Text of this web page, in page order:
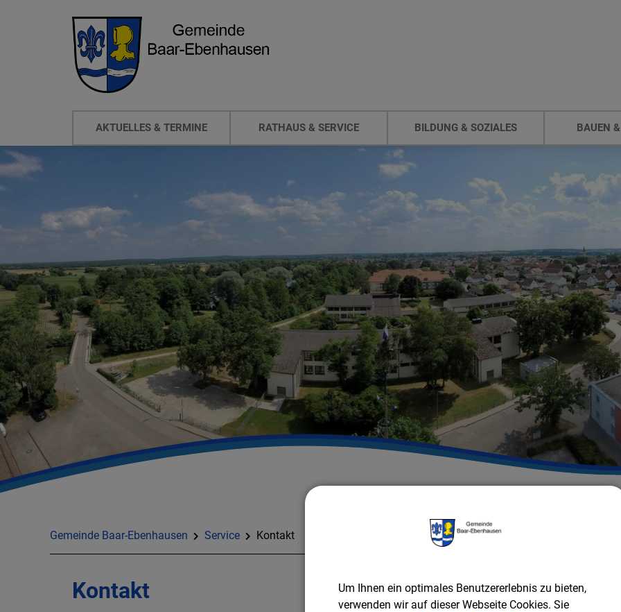
AKTUELLES & TERMINE RATHAUS & SERVICE BILDUNG & SOZIALES BAUEN
Gemeinde Baar-Ebenhausen Service Kontakt
Kontakt
Um Ihnen ein optimales Benutzererlebnis zu bieten,
verwenden wir auf dieser Webseite Cookies. Sie